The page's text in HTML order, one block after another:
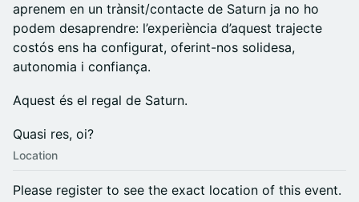
aprenem en un trànsit/contacte de Saturn ja no ho
podem desaprendre: l’experiència d’aquest trajecte
costós ens ha configurat, oferint-nos solidesa,
autonomia i confiança.
​Aquest és el regal de Saturn.
​Quasi res, oi?
Location
Please register to see the exact location of this event.